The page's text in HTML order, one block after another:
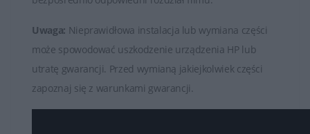
Uwaga: Nieprawidłowa instalacja lub wymiana części
może spowodować uszkodzenie urządzenia HP lub
utratę gwarancji. Przed wymianą jakiejkolwiek części
zapoznaj się z warunkami gwarancji.